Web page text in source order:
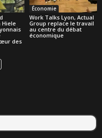
Hiele
des
Économie
Work Talks Lyon, Actual
Group replace le travail
au centre du débat
économique